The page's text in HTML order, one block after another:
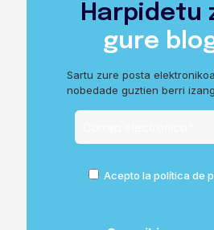
Harpidetu
gure
Sartu zure posta
nobedade guztien berri
Acepto la política de